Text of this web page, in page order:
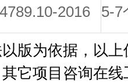
2016 5-7
版为依据，以
其它项目咨询在线